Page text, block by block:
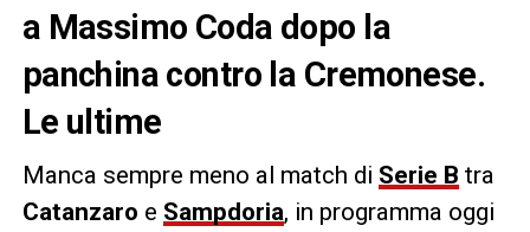
a Massimo Coda dopo la
panchina contro la Cremonese.
Le ultime
Manca sempre meno al match di Serie B tra
Catanzaro e Sampdoria, in programma oggi